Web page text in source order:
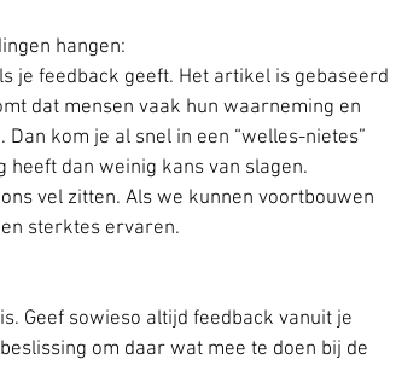
hangen:
je feedback geeft. Het artikel is gebaseerd
dat mensen vaak hun waarneming en
kom je al snel in een “welles-nietes”
heeft dan weinig kans van slagen.
vel zitten. Als we kunnen voortbouwen
sterktes ervaren.
Geef sowieso altijd feedback vanuit je
om daar wat mee te doen bij de